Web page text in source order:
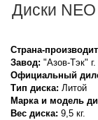
Диски
Страна-
Завод: "Азов-Тэк"
Официальный
Тип диска: Литой
Марка и модель
Вес диска: 9,5 кг.